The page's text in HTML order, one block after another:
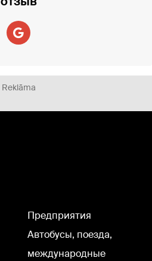
Reklāma
Предприятия
Автобусы, поезда,
международные